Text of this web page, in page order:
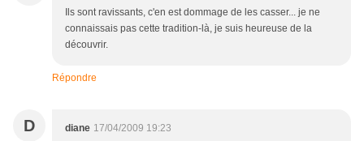
Ils sont ravissants, c'en est dommage de les casser... je ne
connaissais pas cette tradition-là, je suis heureuse de la
découvrir.
Répondre
D diane 17/04/2009 19:23